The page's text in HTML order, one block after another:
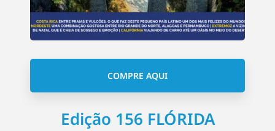
COMPRE AQUI
Edição 156 FLÓRIDA